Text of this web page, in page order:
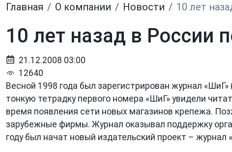
Главная О компании Новости 10 лет
10 лет назад в России
21.12.2008 03:00
12640
Весной 1998 года был зарегистрирован журнал
тонкую тетрадку первого номера «ШиГ» увидели
время появления сети новых магазинов крепежа.
зарубежные фирмы. Журнал оказывал поддержку
году был начат новый издательский проект – журнал